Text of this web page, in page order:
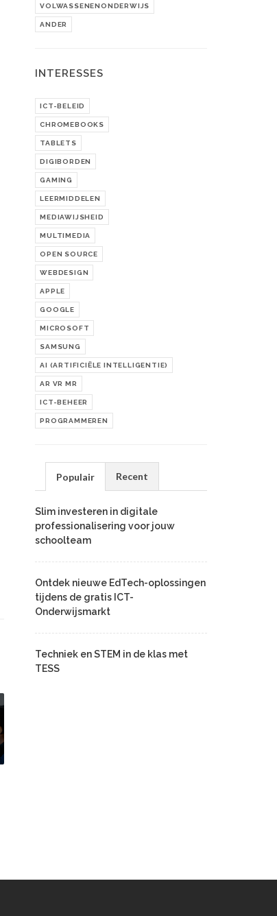
VOLWASSENENONDERWIJS
ANDER
INTERESSES
ICT-BELEID
CHROMEBOOKS
TABLETS
DIGIBORDEN
GAMING
LEERMIDDELEN
MEDIAWIJSHEID
MULTIMEDIA
OPEN SOURCE
WEBDESIGN
APPLE
GOOGLE
MICROSOFT
SAMSUNG
AI (ARTIFICIËLE INTELLIGENTIE)
AR VR MR
ICT-BEHEER
PROGRAMMEREN
Populair Recent
Slim investeren in digitale
professionalisering voor jouw
schoolteam
Ontdek nieuwe EdTech-oplossingen
tijdens de gratis ICT-
Onderwijsmarkt
Techniek en STEM in de klas met
TESS